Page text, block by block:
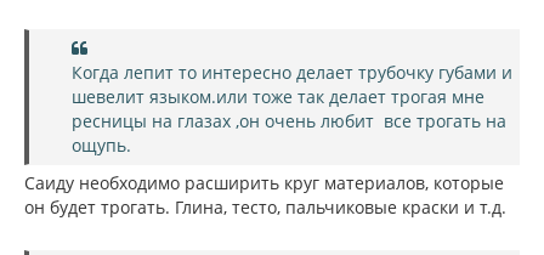
Когда лепит то интересно делает трубочку губами и
шевелит языком.или тоже так делает трогая мне
ресницы на глазах ,он очень любит все трогать на
ощупь.
Саиду необходимо расширить круг материалов, которые
он будет трогать. Глина, тесто, пальчиковые краски и т.д.